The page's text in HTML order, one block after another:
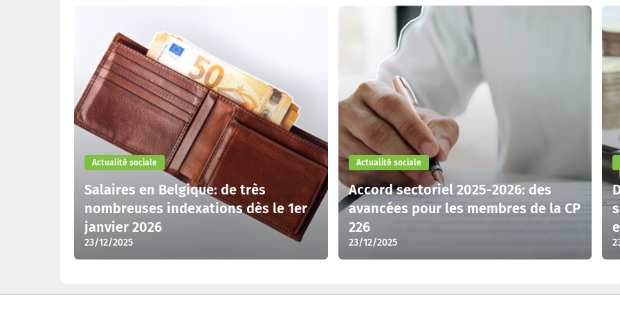
Actualité sociale
Salaires en Belgique: de très
nombreuses indexations dès le 1er
janvier 2026
23/12/2025
Actualité sociale
Accord sectoriel 2025-2026: des
avancées pour les membres de la CP
226
23/12/2025